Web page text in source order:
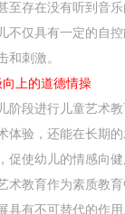
至存在没有听到音
不仅具有一定的自
和刺激。
上的道德情操
段进行儿童艺术教
体验，还能在长期
促使幼儿的情感向健
教育作为素质教育
具有不可替代的作